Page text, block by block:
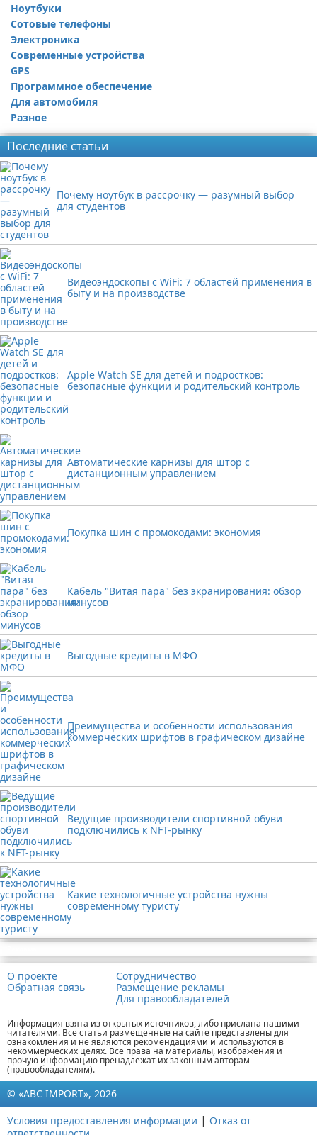
Ноутбуки
Сотовые телефоны
Электроника
Современные устройства
GPS
Программное обеспечение
Для автомобиля
Разное
Последние статьи
Почему ноутбук в рассрочку — разумный выбор
для студентов
Видеоэндоскопы с WiFi: 7 областей применения в
быту и на производстве
Apple Watch SE для детей и подростков:
безопасные функции и родительский контроль
Автоматические карнизы для штор с
дистанционным управлением
Покупка шин с промокодами: экономия
Кабель "Витая пара" без экранирования: обзор
минусов
Выгодные кредиты в МФО
Преимущества и особенности использования
коммерческих шрифтов в графическом дизайне
Ведущие производители спортивной обуви
подключились к NFT-рынку
Какие технологичные устройства нужны
современному туристу
О проекте
Обратная связь
Сотрудничество
Размещение рекламы
Для правообладателей
Информация взята из открытых источников, либо прислана нашими
читателями. Все статьи размещенные на сайте представлены для
ознакомления и не являются рекомендациями и используются в
некоммерческих целях. Все права на материалы, изображения и
прочую информацию пренадлежат их законным авторам
(правообладателям).
© «ABC IMPORT», 2026
Условия предоставления информации | Отказ от